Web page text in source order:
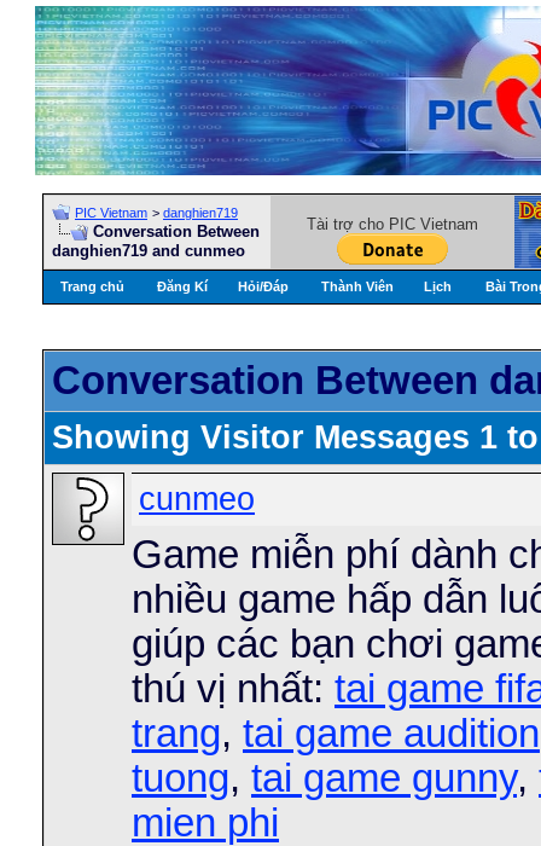
PIC Vietnam > danghien719
Conversation Between
danghien719 and cunmeo
Tài trợ cho PIC Vietnam
Trang chủ Đăng Kí Hỏi/Ðáp Thành Viên Lịch Bài
Conversation Between
Showing Visitor Messages 1
cunmeo
Game miễn phí dành
nhiều game hấp dẫn
giúp các bạn chơi
thú vị nhất: tai game
trang, tai game audition
tuong, tai game gunny,
mien phi